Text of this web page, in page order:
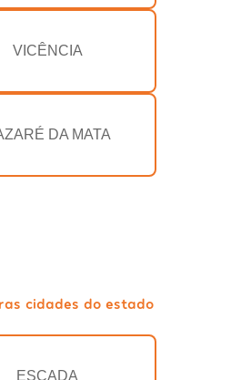
VICÊNCIA
DA MATA
cidades do estado
ESCADA